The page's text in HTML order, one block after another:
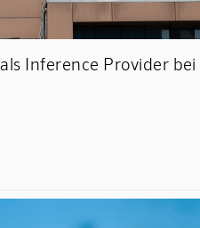
Inference Provider